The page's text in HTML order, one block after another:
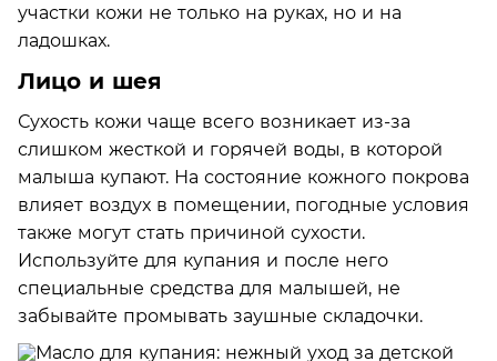
участки кожи не только на руках, но и на
ладошках.
Лицо и шея
Сухость кожи чаще всего возникает из-за
слишком жесткой и горячей воды, в которой
малыша купают. На состояние кожного покрова
влияет воздух в помещении, погодные условия
также могут стать причиной сухости.
Используйте для купания и после него
специальные средства для малышей, не
забывайте промывать заушные складочки.